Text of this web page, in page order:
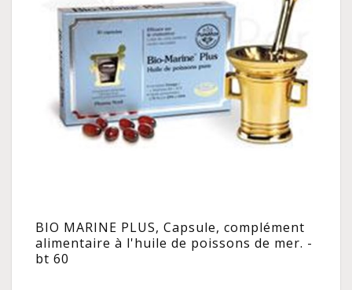
BIO MARINE PLUS, Capsule, complément
alimentaire à l'huile de poissons de mer. -
bt 60